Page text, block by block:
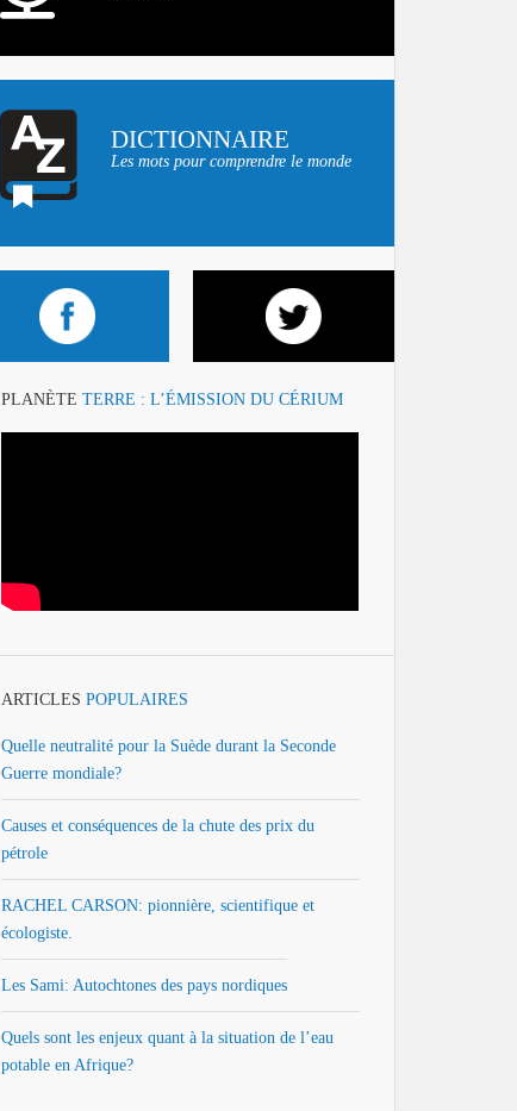
DICTIONNAIRE
Les mots pour comprendre le monde
PLANÈTE TERRE : L’ÉMISSION DU CÉRIUM
ARTICLES POPULAIRES
Quelle neutralité pour la Suède durant la Seconde
Guerre mondiale?
Causes et conséquences de la chute des prix du
pétrole
RACHEL CARSON: pionnière, scientifique et
écologiste.
Les Sami: Autochtones des pays nordiques
Quels sont les enjeux quant à la situation de l’eau
potable en Afrique?